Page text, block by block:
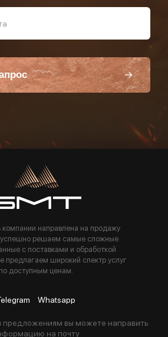
вы соглашаетесь с политикой компании
компании направлена на продажу
решаем самые сложные
с поставками и обработкой
предлагаем широкий спектр услуг
по доступным ценам.
Whatsapp
предложениям вы можете направить
на почту